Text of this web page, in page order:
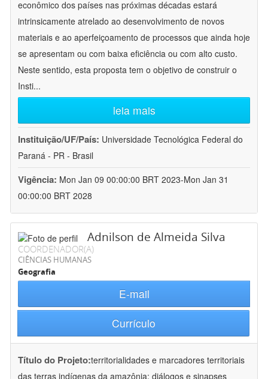
econômico dos países nas próximas décadas estará
intrinsicamente atrelado ao desenvolvimento de novos
materiais e ao aperfeiçoamento de processos que ainda hoje
se apresentam ou com baixa eficiência ou com alto custo.
Neste sentido, esta proposta tem o objetivo de construir o
Insti...
leia mais
Instituição/UF/País: Universidade Tecnológica Federal do
Paraná - PR - Brasil
Vigência: Mon Jan 09 00:00:00 BRT 2023-Mon Jan 31
00:00:00 BRT 2028
Adnilson de Almeida Silva
COORDENADOR(A)
CIÊNCIAS HUMANAS
Geografia
E-mail
Currículo
Título do Projeto:territorialidades e marcadores territoriais
das terras indígenas da amazônia: diálogos e sinapses